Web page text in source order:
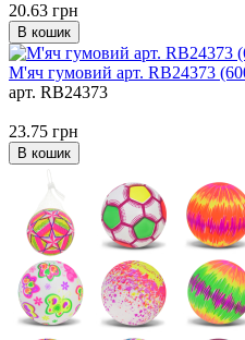
20.63 грн
В кошик
М'яч гумовий арт. RB24373
арт. RB24373
23.75 грн
В кошик